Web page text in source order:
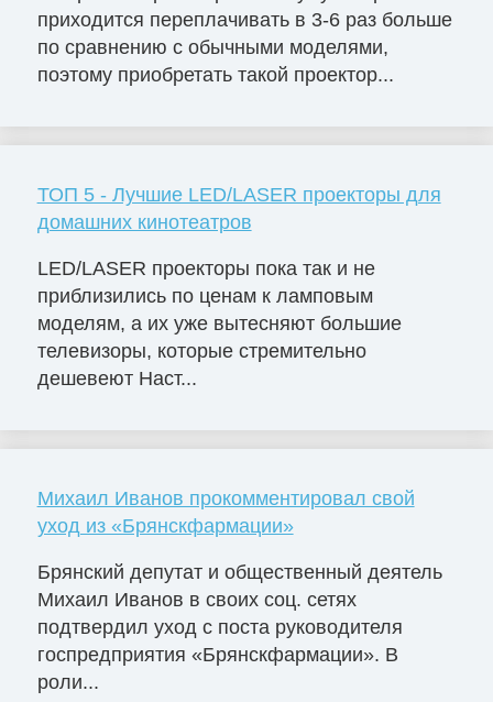
приходится переплачивать в 3-6 раз больше
по сравнению с обычными моделями,
поэтому приобретать такой проектор...
ТОП 5 - Лучшие LED/LASER проекторы для
домашних кинотеатров
LED/LASER проекторы пока так и не
приблизились по ценам к ламповым
моделям, а их уже вытесняют большие
телевизоры, которые стремительно
дешевеют Наст...
Михаил Иванов прокомментировал свой
уход из «Брянскфармации»
Брянский депутат и общественный деятель
Михаил Иванов в своих соц. сетях
подтвердил уход с поста руководителя
госпредприятия «Брянскфармации». В
роли...